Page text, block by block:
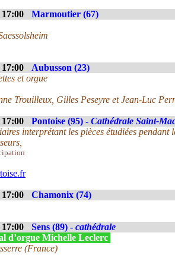
17:00
Marmoutier (67)
17:00
Aubusson (23)
et orgue
Trouilleux, Gilles Peseyre et Jean-Luc
17:00 Pontoise (95) - Cathédrale Saint-
interprétant les pièces étudiées pendant
17:00
Chamonix (74)
17:00 Sens (89) - cathédrale
d’orgue Michelle Leclerc
(France)